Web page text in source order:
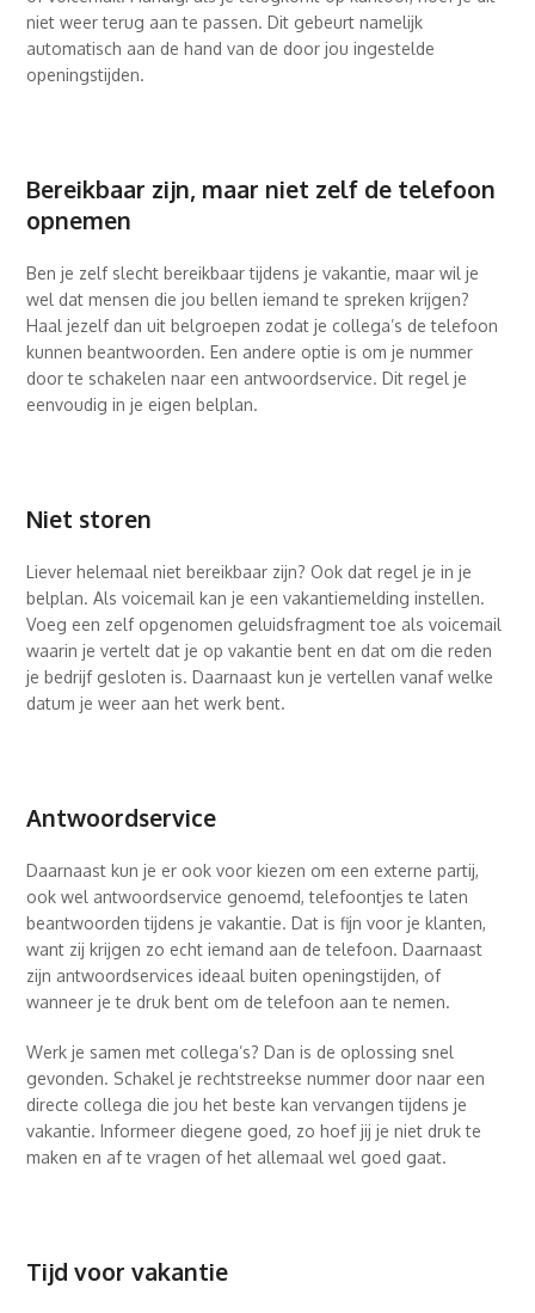
niet weer terug aan te passen. Dit gebeurt namelijk
automatisch aan de hand van de door jou ingestelde
openingstijden.
Bereikbaar zijn, maar niet zelf de telefoon
opnemen
Ben je zelf slecht bereikbaar tijdens je vakantie, maar wil je
wel dat mensen die jou bellen iemand te spreken krijgen?
Haal jezelf dan uit belgroepen zodat je collega’s de telefoon
kunnen beantwoorden. Een andere optie is om je nummer
door te schakelen naar een antwoordservice. Dit regel je
eenvoudig in je eigen belplan.
Niet storen
Liever helemaal niet bereikbaar zijn? Ook dat regel je in je
belplan. Als voicemail kan je een vakantiemelding instellen.
Voeg een zelf opgenomen geluidsfragment toe als voicemail
waarin je vertelt dat je op vakantie bent en dat om die reden
je bedrijf gesloten is. Daarnaast kun je vertellen vanaf welke
datum je weer aan het werk bent.
Antwoordservice
Daarnaast kun je er ook voor kiezen om een externe partij,
ook wel antwoordservice genoemd, telefoontjes te laten
beantwoorden tijdens je vakantie. Dat is fijn voor je klanten,
want zij krijgen zo echt iemand aan de telefoon. Daarnaast
zijn antwoordservices ideaal buiten openingstijden, of
wanneer je te druk bent om de telefoon aan te nemen.
Werk je samen met collega’s? Dan is de oplossing snel
gevonden. Schakel je rechtstreekse nummer door naar een
directe collega die jou het beste kan vervangen tijdens je
vakantie. Informeer diegene goed, zo hoef jij je niet druk te
maken en af te vragen of het allemaal wel goed gaat.
Tijd voor vakantie